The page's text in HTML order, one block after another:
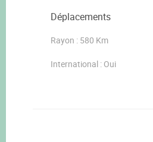
Déplacements
Rayon : 580 Km
International : Oui